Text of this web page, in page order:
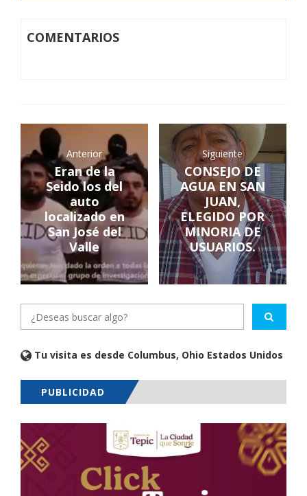
COMENTARIOS
Anterior
Eran de la
Seido los del
auto
localizado en
San José del
Valle
Siguiente
CONSEJO DE
AGUA EN SAN
JUAN,
ELEGIDO POR
MINORIA DE
USUARIOS.
Tu visita es desde Columbus, Ohio Estados Unidos
PUBLICIDAD